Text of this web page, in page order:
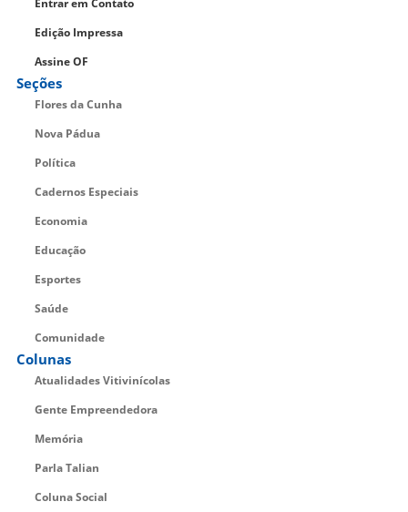
Edição Impressa
Assine OF
Seções
Flores da Cunha
Nova Pádua
Política
Cadernos Especiais
Economia
Educação
Esportes
Saúde
Comunidade
Colunas
Atualidades Vitivinícolas
Gente Empreendedora
Memória
Parla Talian
Coluna Social